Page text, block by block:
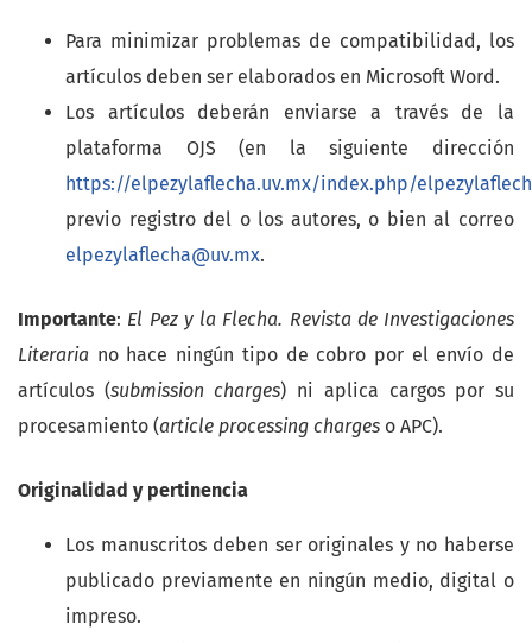
Para minimizar problemas de compatibilidad, los
artículos deben ser elaborados en Microsoft Word.
Los artículos deberán enviarse a través de la
plataforma OJS (en la siguiente dirección
https://elpezylaflecha.uv.mx/index.php/
previo registro del o los autores, o bien al correo
elpezylaflecha@uv.mx.
Importante: El Pez y la Flecha. Revista de Investigaciones
Literaria no hace ningún tipo de cobro por el envío de
artículos (submission charges) ni aplica cargos por su
procesamiento (article processing charges o APC).
Originalidad y pertinencia
Los manuscritos deben ser originales y no haberse
publicado previamente en ningún medio, digital o
impreso.